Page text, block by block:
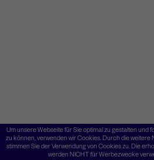
Um unsere Webseite für Sie optimal zu gestalten und
zu können, verwenden wir Cookies. Durch die weitere
stimmen Sie der Verwendung von Cookies zu. Die
werden NICHT für Werbezwecke